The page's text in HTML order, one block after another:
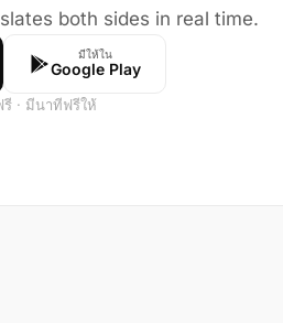
both sides in real time.
มีให้ใน
Google Play
· มีนาทีฟรีให้